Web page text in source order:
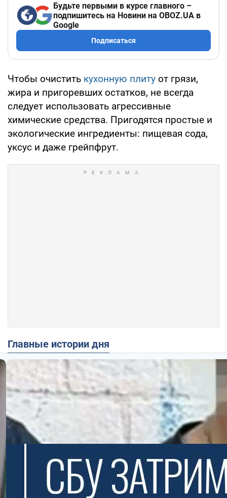
Будьте первыми в курсе главного –
подпишитесь на Новини на OBOZ.UA в
Google
Подписаться
Чтобы очистить кухонную плиту от грязи,
жира и пригоревших остатков, не всегда
следует использовать агрессивные
химические средства. Пригодятся простые и
экологические ингредиенты: пищевая сода,
уксус и даже грейпфрут.
Главные истории дня